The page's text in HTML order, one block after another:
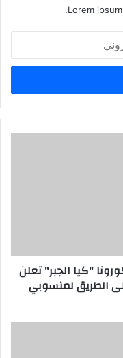
Lorem
"كيا الجبر" تعلن
الطريق لمنسوبي